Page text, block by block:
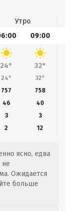
Утро
09:00
24° 32°
24° 32°
757 758
46 40
3
3
2 12
ясно, едва
Ожидается
больше